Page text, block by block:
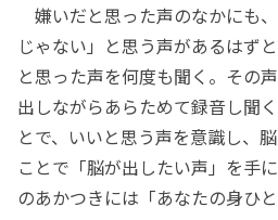
嫌いだと思った声のなかにも
じゃない」と思う声があるはず
と思った声を何度も聞く。その
出しながらあらためて録音し聞
とで、いいと思う声を意識し、
ことで「脳が出したい声」を手
のあかつきには「あなたの身ひ